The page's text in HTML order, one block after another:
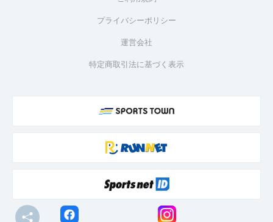
プライバシーポリシー
運営会社
特定商取引法に基づく表示